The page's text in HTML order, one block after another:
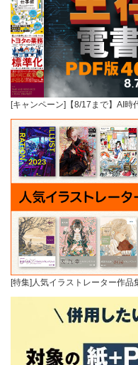
[キャンペーン]【8/17まで】AI
[特集]人気イラストレーター作品